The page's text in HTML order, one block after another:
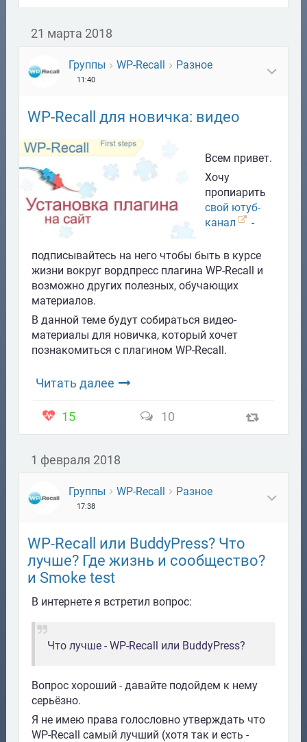
21 марта 2018
Группы WP-Recall Разное
11:40
WP-Recall для новичка: видео
Всем привет.
Хочу
пропиарить
свой ютуб-
канал
-
подписывайтесь на него чтобы быть в курсе
жизни вокруг вордпресс плагина WP-Recall и
возможно других полезных, обучающих
материалов.
В данной теме будут собираться видео-
материалы для новичка, который хочет
познакомиться с плагином WP-Recall.
Читать далее
15 10
1 февраля 2018
Группы WP-Recall Разное
17:38
WP-Recall или BuddyPress? Что
лучше? Где жизнь и сообщество?
и Smoke test
В интернете я встретил вопрос:
Что лучше - WP-Recall или BuddyPress?
Вопрос хороший - давайте подойдем к нему
серьёзно.
Я не имею права голословно утверждать что
WP-Recall самый лучший (хотя так и есть -